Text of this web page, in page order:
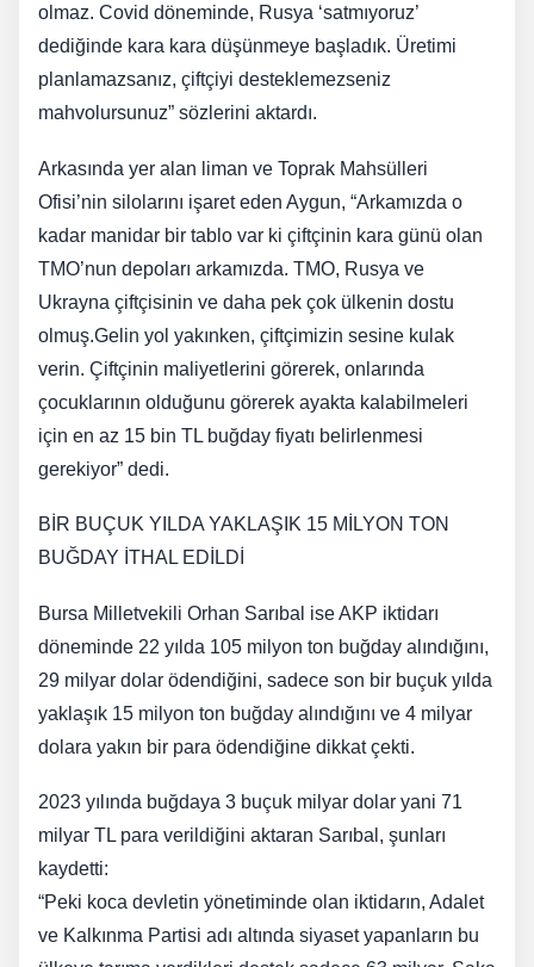
olmaz. Covid döneminde, Rusya ‘satmıyoruz’
dediğinde kara kara düşünmeye başladık. Üretimi
planlamazsanız, çiftçiyi desteklemezseniz
mahvolursunuz” sözlerini aktardı.
Arkasında yer alan liman ve Toprak Mahsülleri
Ofisi’nin silolarını işaret eden Aygun, “Arkamızda o
kadar manidar bir tablo var ki çiftçinin kara günü olan
TMO’nun depoları arkamızda. TMO, Rusya ve
Ukrayna çiftçisinin ve daha pek çok ülkenin dostu
olmuş.Gelin yol yakınken, çiftçimizin sesine kulak
verin. Çiftçinin maliyetlerini görerek, onlarında
çocuklarının olduğunu görerek ayakta kalabilmeleri
için en az 15 bin TL buğday fiyatı belirlenmesi
gerekiyor” dedi.
BİR BUÇUK YILDA YAKLAŞIK 15 MİLYON TON
BUĞDAY İTHAL EDİLDİ
Bursa Milletvekili Orhan Sarıbal ise AKP iktidarı
döneminde 22 yılda 105 milyon ton buğday alındığını,
29 milyar dolar ödendiğini, sadece son bir buçuk yılda
yaklaşık 15 milyon ton buğday alındığını ve 4 milyar
dolara yakın bir para ödendiğine dikkat çekti.
2023 yılında buğdaya 3 buçuk milyar dolar yani 71
milyar TL para verildiğini aktaran Sarıbal, şunları
kaydetti:
“Peki koca devletin yönetiminde olan iktidarın, Adalet
ve Kalkınma Partisi adı altında siyaset yapanların bu